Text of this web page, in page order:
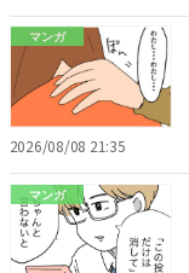
マンガ
2026/08/08 21:35
マンガ